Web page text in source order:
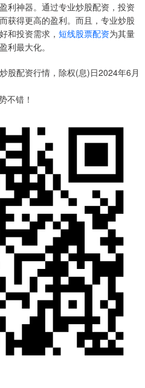
利神器。通过专业炒股配资，投资
获得更高的盈利。而且，专业炒股
和投资需求， 短线股票配资为其量
利最大化。
股配资行情，除权(息)日2024年6月
不错！